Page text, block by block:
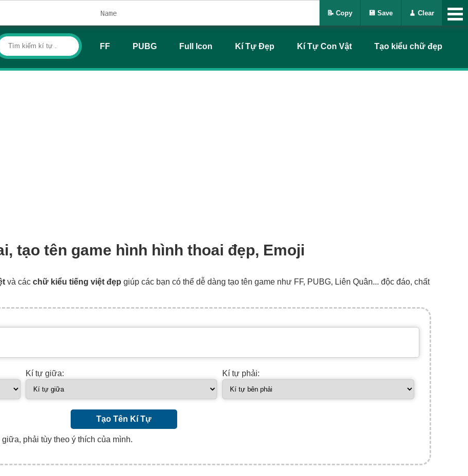
FF PUBG Full Icon Kí Tự Đẹp Kí Tự Con Vật Tạo kiểu chữ đẹp
tạo tên game hình hình thoai đẹp, Emoji
và các chữ kiểu tiếng việt đẹp giúp các bạn có thể dễ dàng tạo tên game như FF, PUBG, Liên Quân... độc đáo, chất
Kí tự giữa: Kí tự phải:
Tạo Tên Kí Tự
phải tùy theo ý thích của mình.
📝 Copy 💾 Save 🧹 Clear